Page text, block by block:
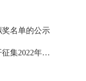
名单的公示
湖北省市场监督管理局关于公开征集2022年产品质量省级监督抽查产品目录意见的公告